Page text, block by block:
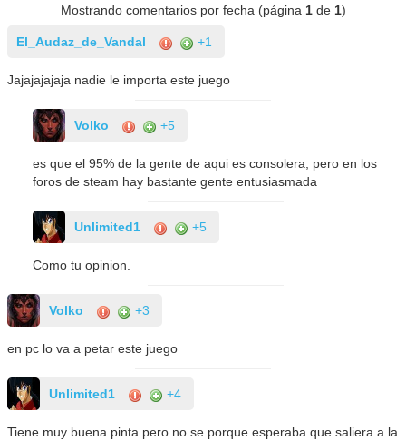
Mostrando comentarios por fecha (página 1de 1)
El_Audaz_de_Vandal +1
Jajajajajaja nadie le importa este juego
Volko +5
es que el 95% de la gente de aqui es consolera, pero en los
foros de steam hay bastante gente entusiasmada
Unlimited1 +5
Como tu opinion.
Volko +3
en pc lo va a petar este juego
Unlimited1 +4
Tiene muy buena pinta pero no se porque esperaba que saliera a la